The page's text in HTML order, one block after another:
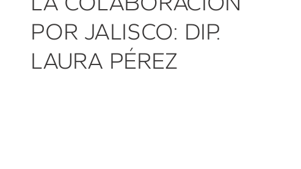
POR JALISCO: DIP.
LAURA PÉREZ